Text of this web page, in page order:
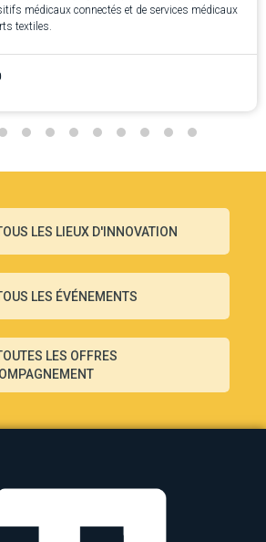
médicaux connectés et de services médicaux
textiles.
LES LIEUX D'INNOVATION
LES ÉVÉNEMENTS
LES OFFRES